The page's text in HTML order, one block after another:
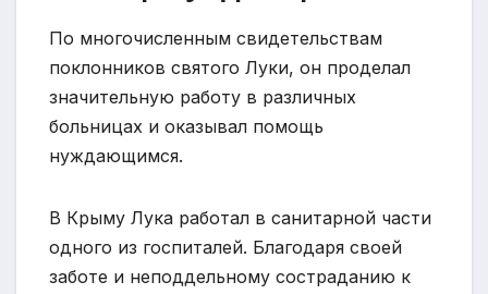
По многочисленным свидетельствам
поклонников святого Луки, он проделал
значительную работу в различных
больницах и оказывал помощь
нуждающимся.
В Крыму Лука работал в санитарной части
одного из госпиталей. Благодаря своей
заботе и неподдельному состраданию к